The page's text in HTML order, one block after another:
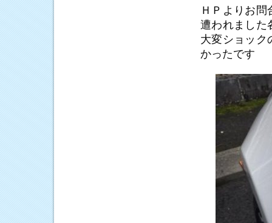
ＨＰよりお
遭われまし
大変ショック
かったです